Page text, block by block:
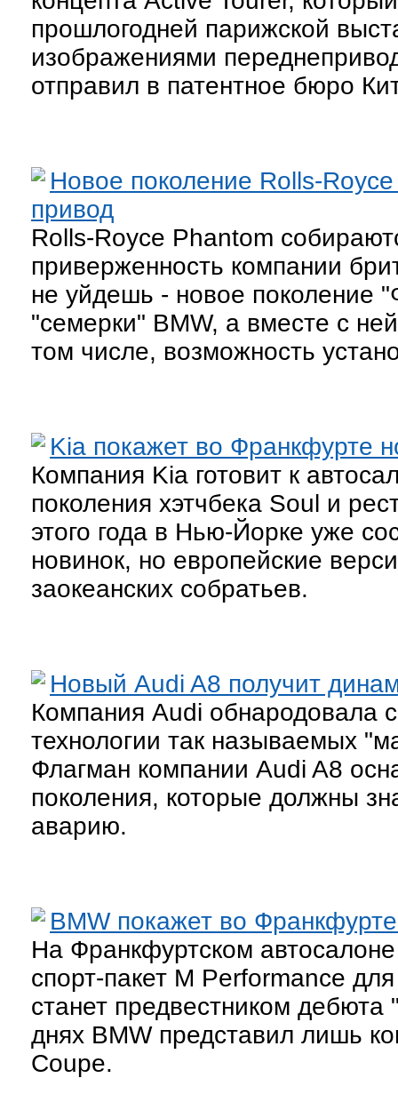
прошлогодней парижской
изображениями
отправил в патентное бюро
Новое поколение Rolls-
привод
Rolls-Royce Phantom
приверженность компании
не уйдешь - новое поколение
"семерки" BMW, а вместе с
том числе, возможность
Kia покажет во Франкфурте
Компания Kia готовит к
поколения хэтчбека Soul и
этого года в Нью-Йорке уже
новинок, но европейские
заокеанских собратьев.
Новый Audi A8 получит
Компания Audi обнародовала
технологии так называемых
Флагман компании Audi A8
поколения, которые должны
аварию.
BMW покажет во
На Франкфуртском
спорт-пакет M Performance
станет предвестником
днях BMW представил лишь
Coupe.